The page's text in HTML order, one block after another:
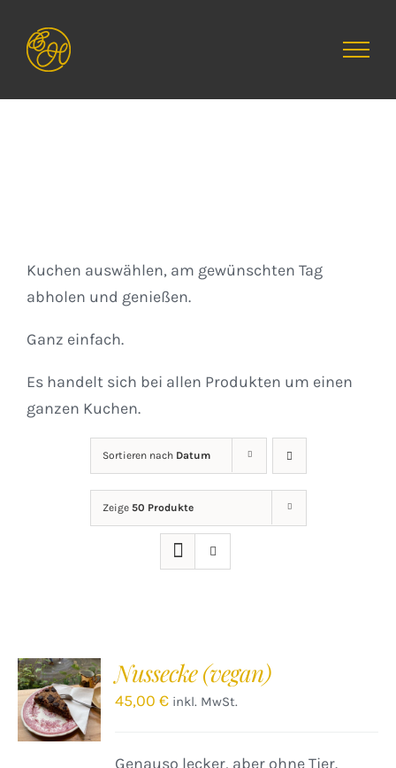
Inhalt
springen
Kuchen auswählen, am gewünschten Tag
abholen und genießen.
Ganz einfach.
Es handelt sich bei allen Produkten um einen
ganzen Kuchen.
Sortieren nach Datum
Zeige 50 Produkte
IN DEN
WARENKORB
/
DETAILS
Nussecke (vegan)
45,00€ inkl. MwSt.
Genauso lecker, aber ohne Tier.